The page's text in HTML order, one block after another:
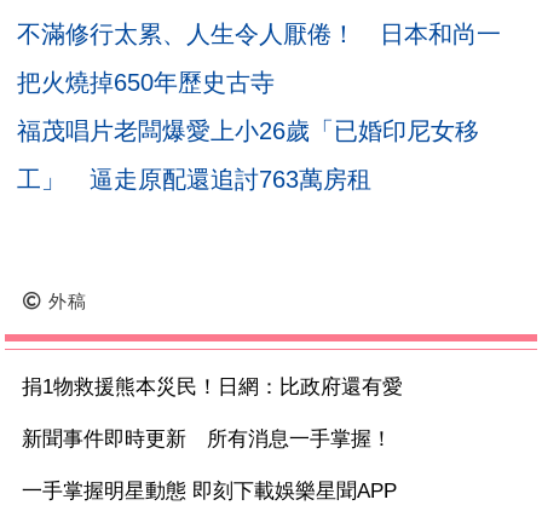
不滿修行太累、人生令人厭倦！ 日本和尚一
把火燒掉650年歷史古寺
福茂唱片老闆爆愛上小26歲「已婚印尼女移
工」 逼走原配還追討763萬房租
外稿
捐1物救援熊本災民！日網：比政府還有愛
新聞事件即時更新 所有消息一手掌握！
一手掌握明星動態 即刻下載娛樂星聞APP